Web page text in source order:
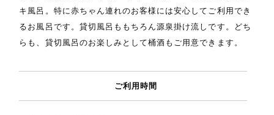
キ風呂。特に赤ちゃん連れのお客様には安心してご利用でき
るお風呂です。貸切風呂ももちろん源泉掛け流しです。どち
らも、貸切風呂のお楽しみとして桶酒もご用意できます。
ご利用時間